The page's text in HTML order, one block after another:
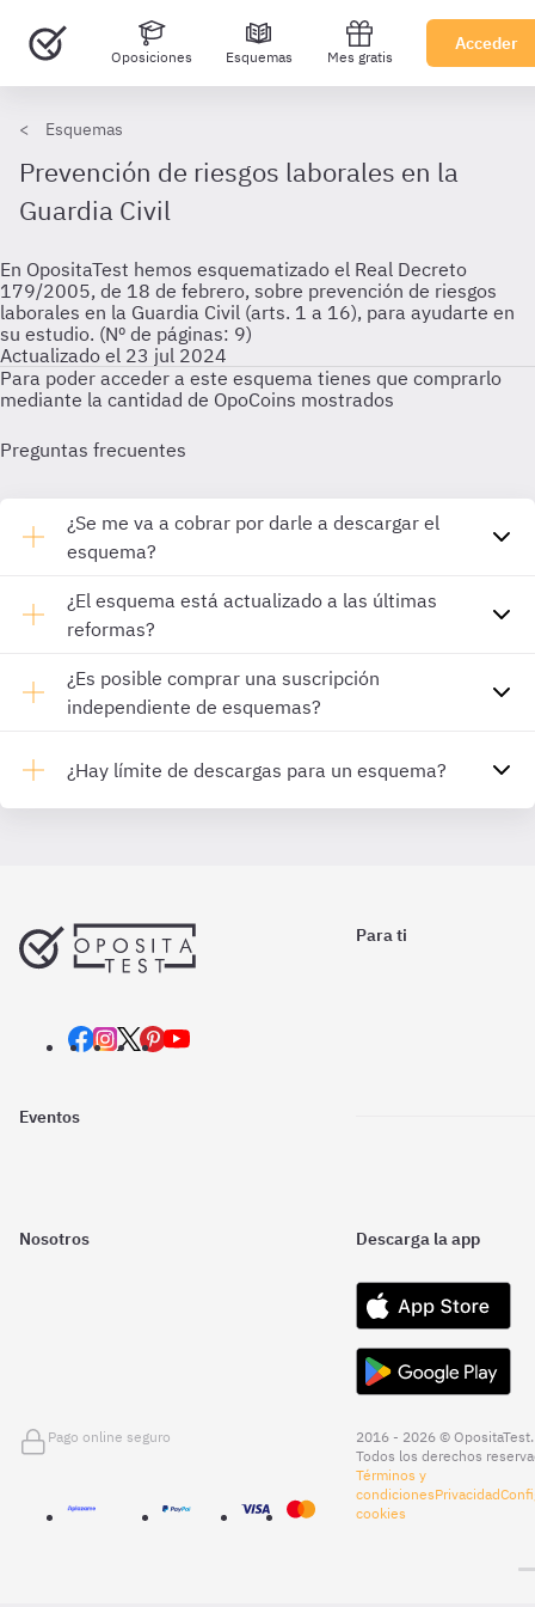
Oposiciones Esquemas Mes gratis
Acceder
Esquemas
Prevención de riesgos laborales en la
Guardia Civil
En OpositaTest hemos esquematizado el Real Decreto
179/2005, de 18 de febrero, sobre prevención de riesgos
laborales en la Guardia Civil (arts. 1 a 16), para ayudarte en
su estudio. (Nº de páginas: 9)
Actualizado el 23 jul 2024
Para poder acceder a este esquema tienes que comprarlo
mediante la cantidad de OpoCoins mostrados
Preguntas frecuentes
¿Se me va a cobrar por darle a descargar el
esquema?
¿El esquema está actualizado a las últimas
reformas?
¿Es posible comprar una suscripción
independiente de esquemas?
¿Hay límite de descargas para un esquema?
Para ti
Eventos
Nosotros Descarga la app
Pago online seguro
2016 - 2026 © OpositaTest.
Todos los derechos
Términos y
condicionesPrivacidad
cookies